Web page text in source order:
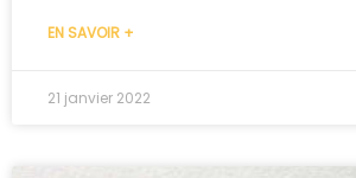
EN SAVOIR +
21 janvier 2022